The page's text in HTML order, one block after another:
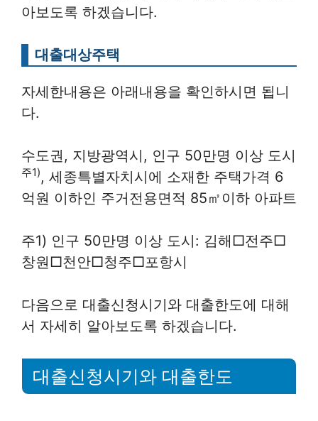
아보도록 하겠습니다.
대출대상주택
자세한내용은 아래내용을 확인하시면 됩니
다.
수도권, 지방광역시, 인구 50만명 이상 도시
주1), 세종특별자치시에 소재한 주택가격 6
억원 이하인 주거전용면적 85㎡이하 아파트
주1) 인구 50만명 이상 도시: 김해□전주□
창원□천안□청주□포항시
다음으로 대출신청시기와 대출한도에 대해
서 자세히 알아보도록 하겠습니다.
대출신청시기와 대출한도